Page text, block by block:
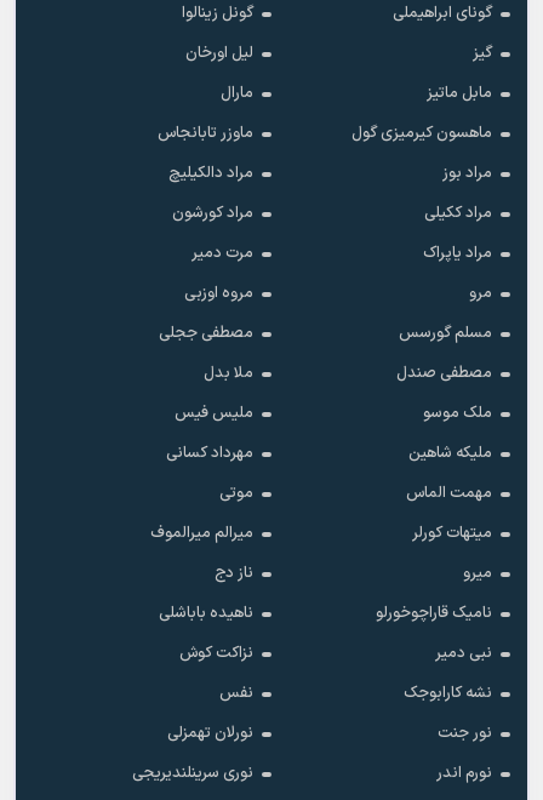
گونای ابراهیملی
گونل زینالوا
گیز
لیل اورخان
مابل ماتیز
مارال
ماهسون کیرمیزی گول
ماوزر تابانجاس
مراد بوز
مراد دالکیلیچ
مراد ککیلی
مراد کورشون
مراد یاپراک
مرت دمیر
مرو
مروه اوزبی
مسلم گورسس
مصطفی ججلی
مصطفی صندل
ملا بدل
ملک موسو
ملیس فیس
ملیکه شاهین
مهرداد کسانی
مهمت الماس
موتی
میتهات کورلر
میرالم میرالموف
میرو
ناز دج
نامیک قاراچوخورلو
ناهیده باباشلی
نبی دمیر
نزاکت کوش
نشه کارابوجک
نفس
نور جنت
نورلان تهمزلی
نورم اندر
نوری سرینلندیریجی